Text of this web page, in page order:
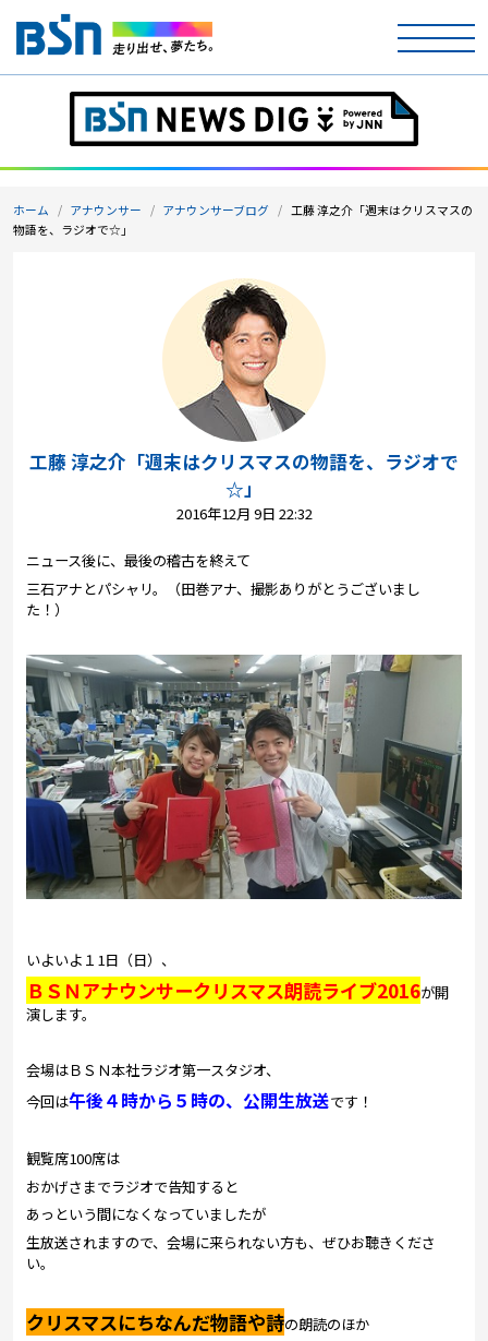
ホーム
テレビ
ラジオ
アナウンサー
イベント
ニュース
キッズ
ケンジュ 愛の募金
ショッピング
会社概要・ビジョン
お問い合わせ
ホーム アナウンサー アナウンサーブログ
工藤 淳之介「週末はクリスマスの
物語を、ラジオで☆」
工藤 淳之介「週末はクリスマスの物語を、ラジオで
☆」
2016年12月 9日 22:32
ニュース後に、最後の稽古を終えて
三石アナとパシャリ。（田巻アナ、撮影ありがとうございまし
た！）
いよいよ１1日（日）、
ＢＳＮアナウンサークリスマス朗読ライブ2016が開
演します。
会場はＢＳＮ本社ラジオ第一スタジオ、
今回は午後４時から５時の、公開生放送です！
観覧席100席は
おかげさまでラジオで告知すると
あっという間になくなっていましたが
生放送されますので、会場に来られない方も、ぜひお聴きくださ
い。
クリスマスにちなんだ物語や詩の朗読のほか